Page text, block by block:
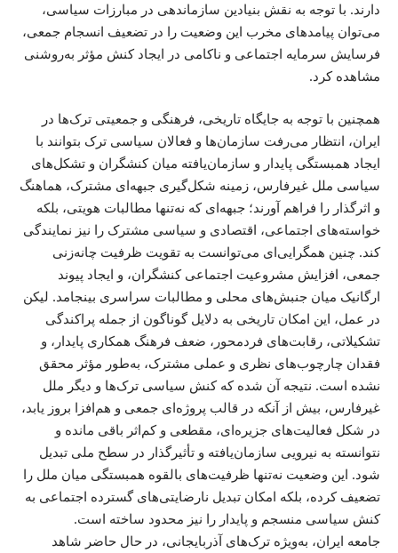
دارند. با توجه به نقش بنیادین سازماندهی در مبارزات سیاسی،
می‌توان پیامدهای مخرب این وضعیت را در تضعیف انسجام جمعی،
فرسایش سرمایه اجتماعی و ناکامی در ایجاد کنش مؤثر به‌روشنی
مشاهده کرد.
همچنین با توجه به جایگاه تاریخی، فرهنگی و جمعیتی ترک‌ها در
ایران، انتظار می‌رفت سازمان‌ها و فعالان سیاسی ترک بتوانند با
ایجاد همبستگی پایدار و سازمان‌یافته میان کنشگران و تشکل‌های
سیاسی ملل غیرفارس، زمینه شکل‌گیری جبهه‌ای مشترک، هماهنگ
و اثرگذار را فراهم آورند؛ جبهه‌ای که نه‌تنها مطالبات هویتی، بلکه
خواسته‌های اجتماعی، اقتصادی و سیاسی مشترک را نیز نمایندگی
کند. چنین همگرایی‌ای می‌توانست به تقویت ظرفیت چانه‌زنی
جمعی، افزایش مشروعیت اجتماعی کنشگران، و ایجاد پیوند
ارگانیک میان جنبش‌های محلی و مطالبات سراسری بینجامد. لیکن
در عمل، این امکان تاریخی به دلایل گوناگون از جمله پراکندگی
تشکیلاتی، رقابت‌های فردمحور، ضعف فرهنگ همکاری پایدار، و
فقدان چارچوب‌های نظری و عملی مشترک، به‌طور مؤثر محقق
نشده است. نتیجه آن شده که کنش سیاسی ترک‌ها و دیگر ملل
غیرفارس، بیش از آنکه در قالب پروژه‌ای جمعی و هم‌افزا بروز یابد،
در شکل فعالیت‌های جزیره‌ای، مقطعی و کم‌اثر باقی مانده و
نتوانسته به نیرویی سازمان‌یافته و تأثیرگذار در سطح ملی تبدیل
شود. این وضعیت نه‌تنها ظرفیت‌های بالقوه همبستگی میان ملل را
تضعیف کرده، بلکه امکان تبدیل نارضایتی‌های گسترده اجتماعی به
کنش سیاسی منسجم و پایدار را نیز محدود ساخته است.
جامعه ایران، به‌ویژه ترک‌های آذربایجانی، در حال حاضر شاهد